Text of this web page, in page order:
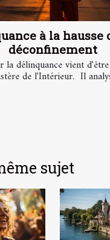
à la hausse
déconfinement
délinquance vient
de l'Intérieur. Il
sujet